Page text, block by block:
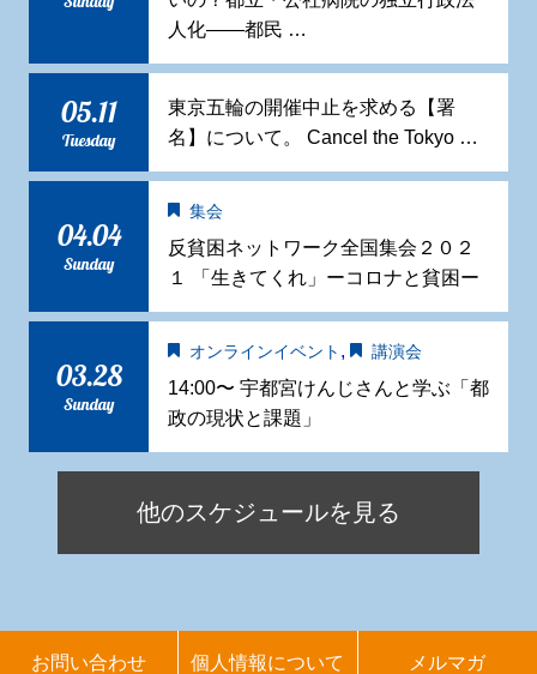
人化——都民 …
05.11
Tuesday
東京五輪の開催中止を求める【署
名】について。 Cancel the Tokyo …
04.04
Sunday
集会
反貧困ネットワーク全国集会２０２
１ 「生きてくれ」ーコロナと貧困ー
03.28
Sunday
オンラインイベント , 講演会
14:00〜 宇都宮けんじさんと学ぶ「都
政の現状と課題」
他のスケジュールを見る
お問い合わせ 個人情報について メルマガ